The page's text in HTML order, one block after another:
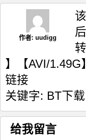
作者: uudigg
】【AVI/
链接
关键字: BT下载
给我留言